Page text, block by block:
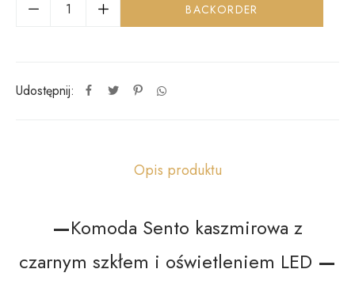
BACKORDER
Udostępnij:
Opis produktu
—Komoda Sento kaszmirowa z
czarnym szkłem i oświetleniem LED —